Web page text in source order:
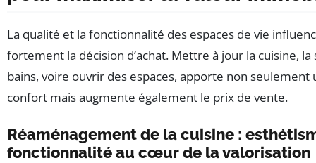
La qualité et la fonctionnalité des espaces de vie
fortement la décision d’achat. Mettre à jour la cuisine, la
bains, voire ouvrir des espaces, apporte non seulement
confort mais augmente également le prix de vente.
Réaménagement de la cuisine :
fonctionnalité au cœur de la valorisation